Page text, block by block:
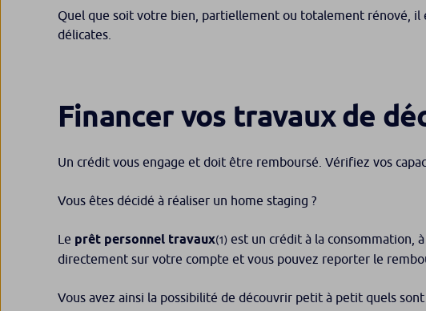
Quel que soit votre bien, partiellement ou totalement rénové,
délicates.
Financer vos travaux de
Un crédit vous engage et doit être remboursé. Vérifiez vos
Vous êtes décidé à réaliser un home staging ?
Le prêt personnel travaux(1) est un crédit à la consommation,
directement sur votre compte et vous pouvez reporter le
Vous avez ainsi la possibilité de découvrir petit à petit quels